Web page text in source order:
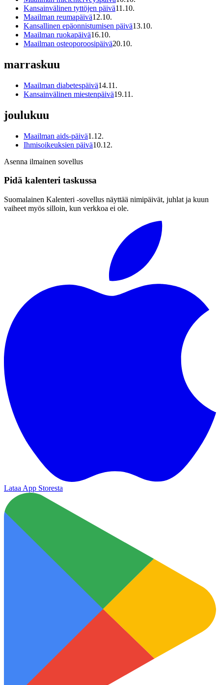
Kansainvälinen tyttöjen päivä11 .10.
Maailman reumapäivä12.10.
Kansallinen epäonnistumisen päivä13.10.
Maailman ruokapäivä16.10.
Maailman osteoporoosipäivä20.10.
marraskuu
Maailman diabetespäivä14.11 .
Kansainvälinen miestenpäivä19.11 .
joulukuu
Maailman aids-päivä1 .12.
Ihmisoikeuksien päivä10.12.
Asenna ilmainen sovellus
Pidä kalenteri taskussa
Suomalainen Kalenteri ‑sovellus näyttää nimipäivät, juhlat ja kuun
vaiheet myös silloin, kun verkkoa ei ole.
Lataa App Storesta